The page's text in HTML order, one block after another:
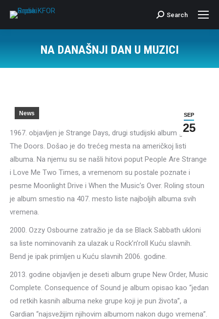
Search:
Search
NA DANAŠNJI DAN U MUZICI
SEP
25
News
1967. objavljen je Strange Days, drugi studijski album grupe
The Doors. Došao je do trećeg mesta na američkoj listi
albuma. Na njemu su se našli hitovi poput People Are Strange
i Love Me Two Times, a vremenom su postale poznate i
pesme Moonlight Drive i When the Music’s Over. Roling stoun
je album smestio na 407. mesto liste najboljih albuma svih
vremena.
2000. Ozzy Osbourne zatražio je da se Black Sabbath ukloni
sa liste nominovanih za ulazak u Rock’n’roll Kuću slavnih.
Bend je ipak primljen u Kuću slavnih 2006. godine.
2013. godine objavljen je deseti album grupe New Order, Music
Complete. Consequence of Sound je album opisao kao “jedan
od retkih kasnih albuma neke grupe koji je pun života”, a
Gardian “najsvežijim njihovim albumom nakon dugo vremena”.